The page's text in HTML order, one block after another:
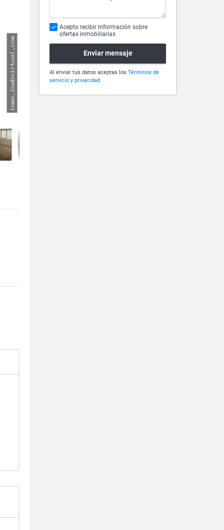
Acepto recibir información sobre
ofertas inmobiliarias
Enviar mensaje
Al enviar tus datos aceptas los Términos de
servicio y privacidad